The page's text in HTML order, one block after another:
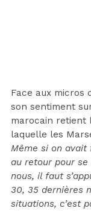
Face aux micros
son sentiment
marocain retient
laquelle les
Même si on
au retour pour
nous, il faut
30, 35 dernières
situations, c’est